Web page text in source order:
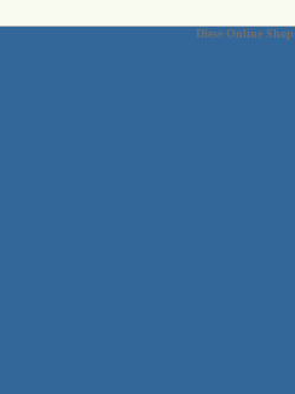
Diese Online